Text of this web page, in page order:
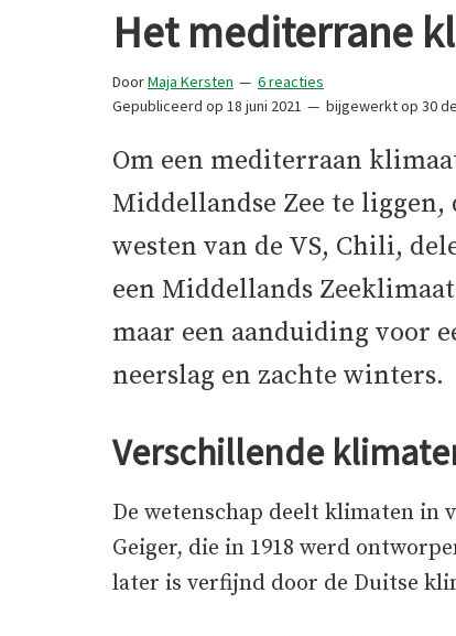
en
fanaten
Het mediterrane
DoorMaja Kersten
6 reacties
Gepubliceerd op 18 juni 2021 bijgewerkt op 30
Om een mediterraan
Middellandse Zee te
westen van de VS, Chili,
een Middellands
maar een aanduiding voor
neerslag en zachte winters.
Verschillende
De wetenschap deelt klimaten in
Geiger, die in 1918 werd
later is verfijnd door de Duitse